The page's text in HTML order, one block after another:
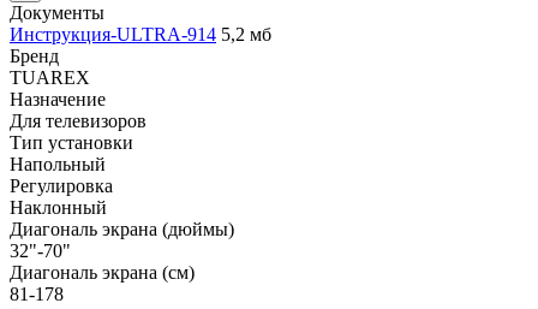
Документы
Инструкция-ULTRA-914 5,2 мб
Бренд
TUAREX
Назначение
Для телевизоров
Тип установки
Напольный
Регулировка
Наклонный
Диагональ экрана (дюймы)
32"-70"
Диагональ экрана (см)
81-178